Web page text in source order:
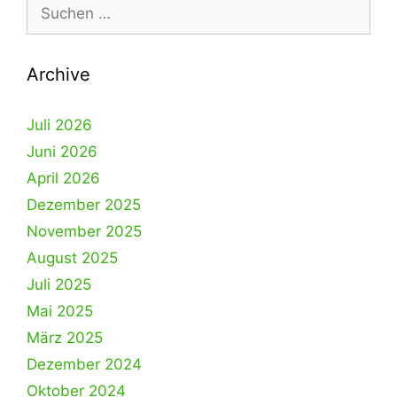
nach:
Archive
Juli 2026
Juni 2026
April 2026
Dezember 2025
November 2025
August 2025
Juli 2025
Mai 2025
März 2025
Dezember 2024
Oktober 2024